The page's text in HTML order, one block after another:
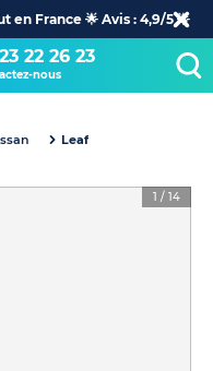
en France 🌟 Avis : 4,9/5 🌟
22 26 23
nous
Leaf
1 / 14